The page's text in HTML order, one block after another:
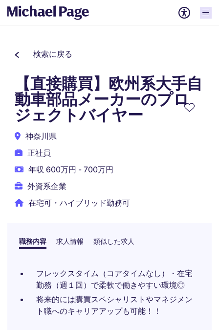
検索に戻る
【直接購買】欧州系大手自
動車部品メーカーのプロ
ジェクトバイヤー
神奈川県
正社員
年収 600万円 - 700万円
外資系企業
在宅可・ハイブリッド勤務可
職務内容 求人情報 類似した求人
フレックスタイム（コアタイムなし）・在宅
勤務（週１回）で柔軟で働きやすい環境◎
将来的には購買スペシャリストやマネジメン
ト職へのキャリアアップも可能！！